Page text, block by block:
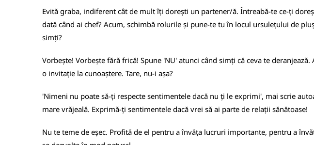
Evită graba, indiferent cât de mult îți dorești un partener/ă. Întreabă-te ce-ți
dată când ai chef? Acum, schimbă rolurile și pune-te tu în locul ursulețului de
simți?
Vorbește! Vorbește fără frică! Spune 'NU' atunci când simți că ceva te
o invitație la cunoaștere. Tare, nu-i așa?
'Nimeni nu poate să-ți respecte sentimentele dacă nu ți le exprimi', mai scrie
mare vrăjeală. Exprimă-ți sentimentele dacă vrei să ai parte de relații sănătoase!
Nu te teme de eșec. Profită de el pentru a învăța lucruri importante, pentru a